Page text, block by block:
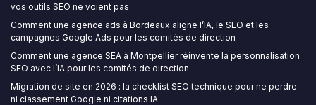
vos outils SEO ne voient pas
Comment une agence ads à Bordeaux aligne l’IA, le SEO et les
campagnes Google Ads pour les comités de direction
Comment une agence SEA à Montpellier réinvente la personnalisation
SEO avec l’IA pour les comités de direction
Migration de site en 2026 : la checklist SEO technique pour ne perdre
ni classement Google ni citations IA